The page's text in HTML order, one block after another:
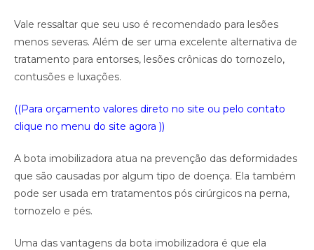
Vale ressaltar que seu uso é recomendado para lesões
menos severas. Além de ser uma excelente alternativa de
tratamento para entorses, lesões crônicas do tornozelo,
contusões e luxações.
((Para orçamento valores direto no site ou pelo contato
clique no menu do site agora ))
A bota imobilizadora atua na prevenção das deformidades
que são causadas por algum tipo de doença. Ela também
pode ser usada em tratamentos pós cirúrgicos na perna,
tornozelo e pés.
Uma das vantagens da bota imobilizadora é que ela